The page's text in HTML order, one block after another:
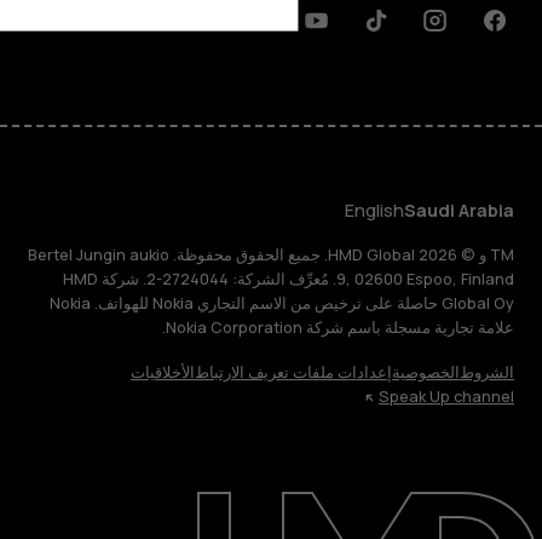
حول
Facebook
Instagram
Tiktok
Youtube
Linkedin
Discord
Saudi Arabia
English
TM و © 2026 HMD Global. جميع الحقوق محفوظة. Bertel Jungin aukio
9, 02600 Espoo, Finland. مُعرِّف الشركة: 2724044-2. شركة HMD
Global Oy حاصلة على ترخيص من الاسم التجاري Nokia للهواتف. Nokia
علامة تجارية مسجلة باسم شركة Nokia Corporation.
الشروطالخصوصيةإعدادات ملفات تعريف الارتباطالأخلاقيات
Speak Up channel